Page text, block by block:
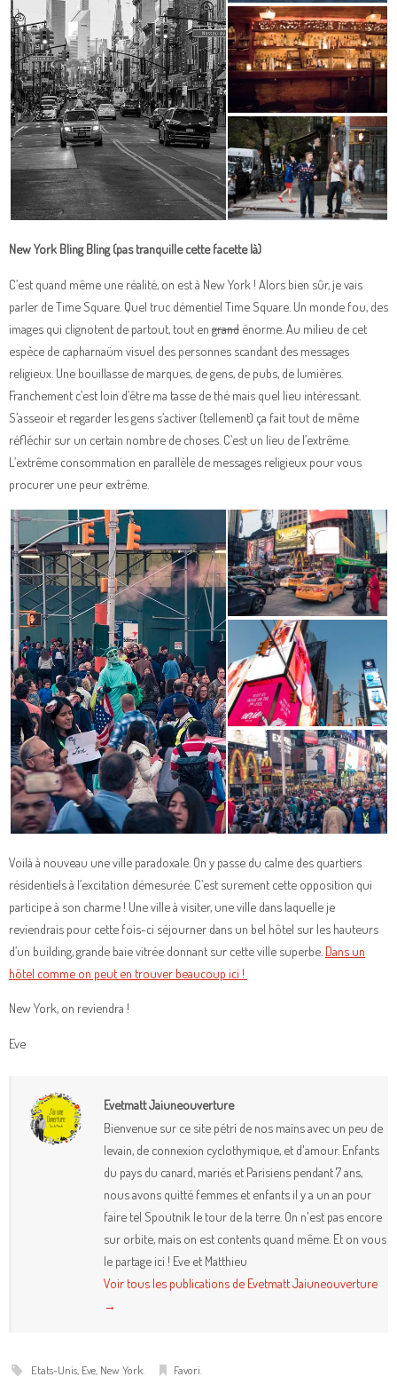
New York Bling Bling (pas tranquille cette facette là)
C’est quand même une réalité, on est à New York ! Alors bien sûr, je vais
parler de Time Square. Quel truc démentiel Time Square. Un monde fou, des
images qui clignotent de partout, tout en grand énorme. Au milieu de cet
espèce de capharnaüm visuel des personnes scandant des messages
religieux. Une bouillasse de marques, de gens, de pubs, de lumières.
Franchement c’est loin d’être ma tasse de thé mais quel lieu intéressant.
S’asseoir et regarder les gens s’activer (tellement) ça fait tout de même
réfléchir sur un certain nombre de choses. C’est un lieu de l’extrême.
L’extrême consommation en parallèle de messages religieux pour vous
procurer une peur extrême.
Voilà à nouveau une ville paradoxale. On y passe du calme des quartiers
résidentiels à l’excitation démesurée. C’est surement cette opposition qui
participe à son charme ! Une ville à visiter, une ville dans laquelle je
reviendrais pour cette fois-ci séjourner dans un bel hôtel sur les hauteurs
d’un building, grande baie vitrée donnant sur cette ville superbe. Dans un
hôtel comme on peut en trouver beaucoup ici !
New York, on reviendra !
Eve
Evetmatt Jaiuneouverture
Bienvenue sur ce site pétri de nos mains avec un peu de
levain, de connexion cyclothymique, et d'amour. Enfants
du pays du canard, mariés et Parisiens pendant 7 ans,
nous avons quitté femmes et enfants il y a un an pour
faire tel Spoutnik le tour de la terre. On n'est pas encore
sur orbite, mais on est contents quand même. Et on vous
le partage ici ! Eve et Matthieu
Voir tous les publications de Evetmatt Jaiuneouverture
→
Etats-Unis, Eve, New York. Favori.